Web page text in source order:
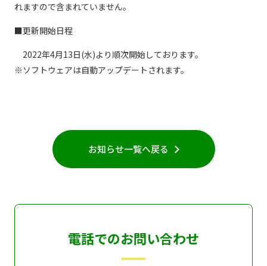
れますので含まれていません。
■更新開始日程
2022年4月13日(水)より順次開始しております。
※ソフトウェアは自動アップデートされます。
お知らせ一覧へ戻る
電話でのお問い合わせ